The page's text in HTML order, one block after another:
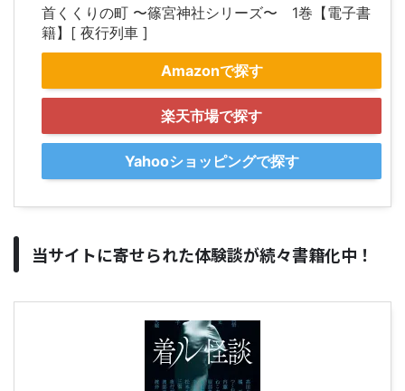
首くくりの町 〜篠宮神社シリーズ〜 1巻【電子書
籍】[ 夜行列車 ]
Amazonで探す
楽天市場で探す
Yahooショッピングで探す
当サイトに寄せられた体験談が続々書籍化中！